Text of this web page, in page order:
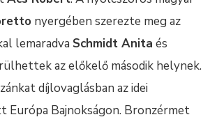
nyergében szerezte meg az
lemaradva Schmidt Anita és
az előkelő második helynek.
díjlovaglásban az idei
Európa Bajnokságon. Bronzérmet